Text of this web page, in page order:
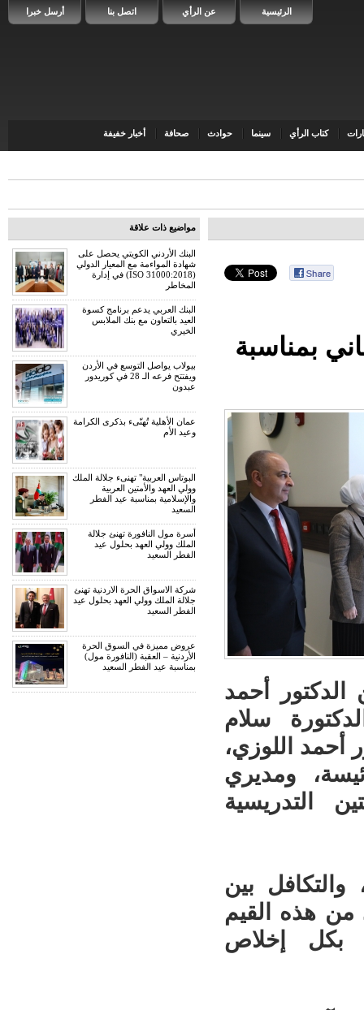
أرسل خبرا اتصل بنا عن الرأي الرئيسية
كتاب الرأي سينما حوادث صحافة أخبار خفيفة
بمناسبة
أحمد
سلام
أحمد اللوزي،
ومديري
التدريسية
والتكافل بين
من هذه القيم
بكل إخلاص
مواضيع ذات علاقة
البنك الأردني الكويتي يحصل على
شهادة المواءمة مع المعيار الدولي
(ISO 31000:2018) في إدارة
المخاطر
البنك العربي يدعم برنامج كسوة
العيد بالتعاون مع بنك الملابس
الخيري
بيولاب يواصل التوسع في الأردن
ويفتتح فرعه الـ 28 في كوريدور
عبدون
عمان الأهلية تُهنّىء بذكرى الكرامة
وعيد الأم
البوتاس العربية" تهنىء جلالة الملك
وولي العهد والأمتين العربية
والإسلامية بمناسبة عيد الفطر
السعيد
أسرة مول النافورة تهنئ جلالة
الملك وولي العهد بحلول عيد
الفطر السعيد
شركة الاسواق الحرة الاردنية تهنئ
جلالة الملك وولي العهد بحلول عيد
الفطر السعيد
عروض مميزة في السوق الحرة
الأردنية – العقبة (النافورة مول)
بمناسبة عيد الفطر السعيد